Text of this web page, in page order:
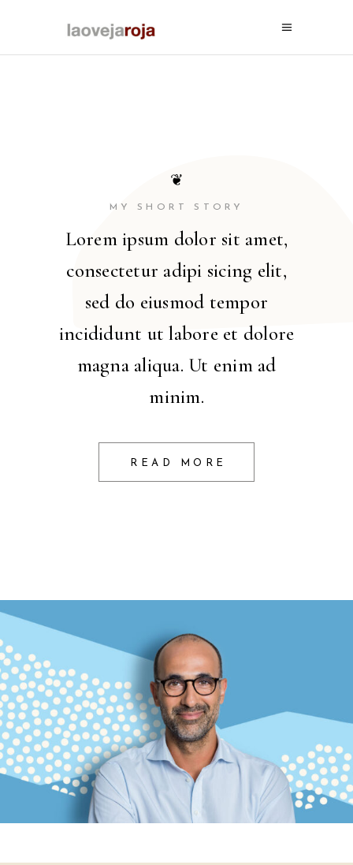
❦
MY SHORT STORY
Lorem ipsum dolor sit amet,
consectetur adipi sicing elit,
sed do eiusmod tempor
incididunt ut labore et dolore
magna aliqua. Ut enim ad
minim.
READ MORE